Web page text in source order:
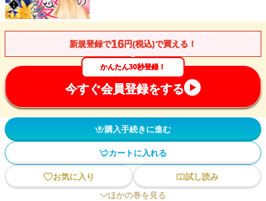
新規登録で16円(税込)で買える！
かんたん30秒登録！
今すぐ会員登録をする
購入手続きに進む
カートに入れる
お気に入り
試し読み
ほかの巻を見る